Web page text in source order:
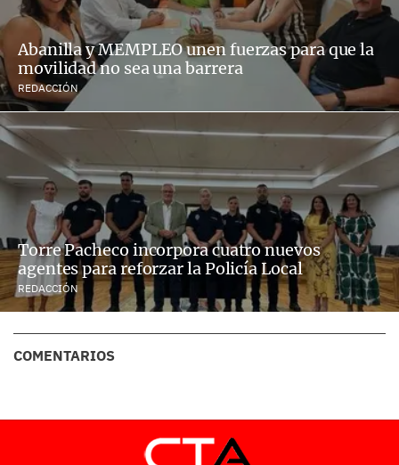
Abanilla y MEMPLEO unen fuerzas para que la
movilidad no sea una barrera
REDACCIÓN
Torre Pacheco incorpora cuatro nuevos
agentes para reforzar la Policía Local
REDACCIÓN
COMENTARIOS